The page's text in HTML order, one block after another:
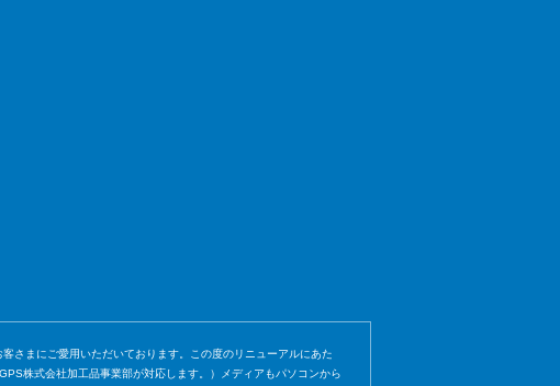
さまにご愛用いただいております。この度のリニューアルにあた
株式会社加工品事業部が対応します。）メディアもパソコンから